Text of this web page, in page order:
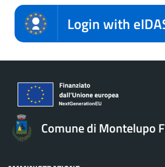
Login with
Comune di Montelupo